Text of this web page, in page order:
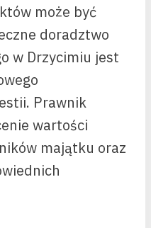
może być
doradztwo
w Drzycimiu jest
Prawnik
wartości
majątku oraz